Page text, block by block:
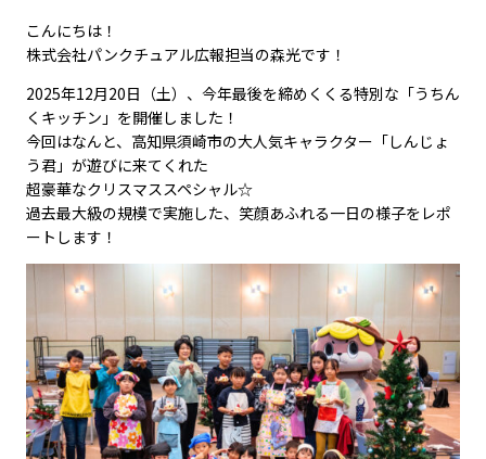
こんにちは！
株式会社パンクチュアル広報担当の森光です！
2025年12月20日（土）、今年最後を締めくくる特別な「うちん
くキッチン」を開催しました！
今回はなんと、高知県須崎市の大人気キャラクター「しんじょ
う君」が遊びに来てくれた
超豪華なクリスマススペシャル☆
過去最大級の規模で実施した、笑顔あふれる一日の様子をレポ
ートします！